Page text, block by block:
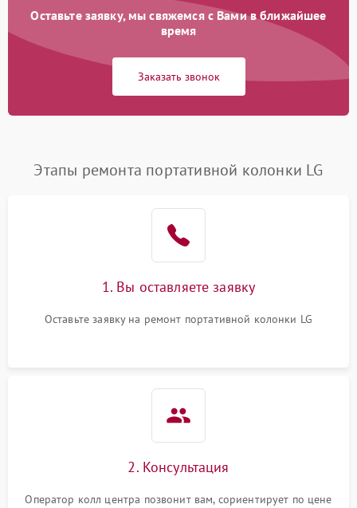
Оставьте заявку, мы свяжемся с Вами в ближайшее
время
Заказать звонок
Этапы ремонта портативной колонки LG
1. Вы оставляете заявку
Оставьте заявку на ремонт портативной колонки LG
2. Консультация
Оператор колл центра позвонит вам, сориентирует по цене